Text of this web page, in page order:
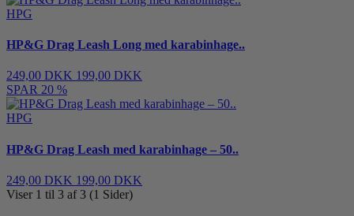
HPG
HP&G Drag Leash Long med karabinhage..
249,00 DKK 199,00 DKK
SPAR 20 %
HPG
HP&G Drag Leash med karabinhage – 50..
249,00 DKK 199,00 DKK
Viser 1 til 3 af 3 (1 Sider)